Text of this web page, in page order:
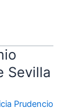
Sevilla
Prudencio